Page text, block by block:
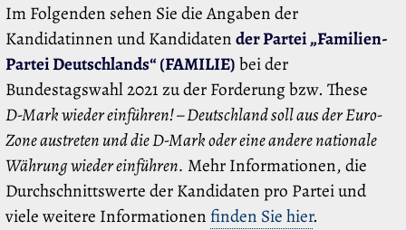
Im Folgenden sehen Sie die Angaben der
Kandidatinnen und Kandidatender Partei „Familien-
Partei Deutschlands“ (FAMILIE)bei der
Bundestagswahl 2021 zu der Forderung bzw. These
D-Mark wieder einführen! – Deutschland soll aus der Euro-
Zone austreten und die D-Mark oder eine andere nationale
Währung wieder einführen. Mehr Informationen, die
Durchschnittswerte der Kandidaten pro Partei und
viele weitere Informationen finden Sie hier.